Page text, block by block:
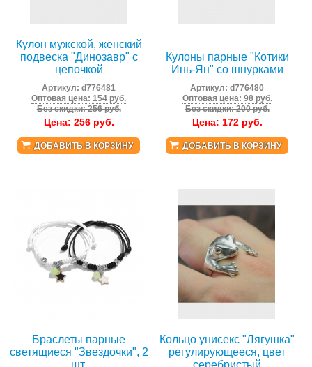
Кулон мужской, женский
подвеска "Динозавр" с
цепочкой
Артикул:d776481
Оптовая цена: 154 руб.
Без скидки: 256 руб.
Цена: 256руб.
ДОБАВИТЬ В КОРЗИНУ
Кулоны парные "Котики
Инь-Ян" со шнурками
Артикул:d776480
Оптовая цена: 98 руб.
Без скидки: 200 руб.
Цена: 172руб.
ДОБАВИТЬ В КОРЗИНУ
Браслеты парные
светящиеся "Звездочки", 2
шт.
Кольцо унисекс "Лягушка"
регулирующееся, цвет
серебристый